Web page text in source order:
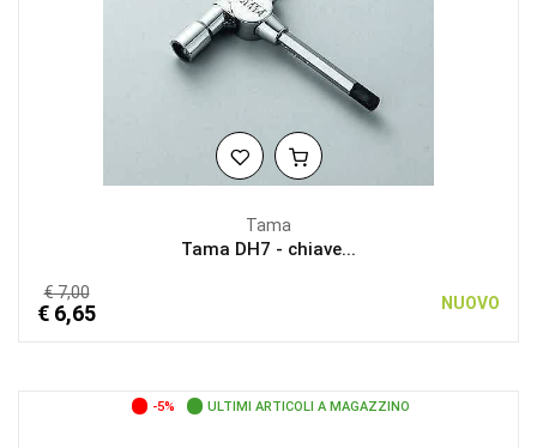
Tama
Tama DH7 - chiave...
€ 7,00
€ 6,65 NUOVO
-5% ULTIMI ARTICOLI A MAGAZZINO